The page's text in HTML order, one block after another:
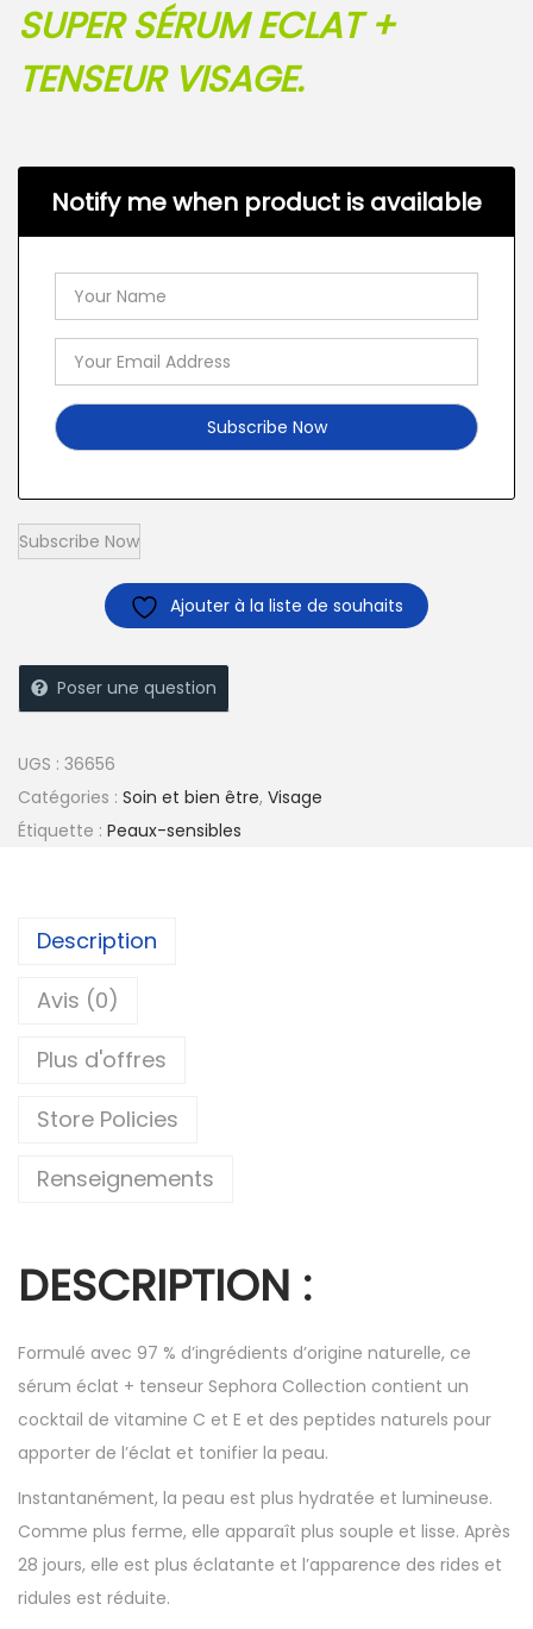
SUPER SÉRUM ECLAT +
TENSEUR VISAGE.
Notify me when product is available
Ajouter à la liste de souhaits
Poser une question
UGS : 36656
Catégories : Soin et bien être, Visage
Étiquette : Peaux-sensibles
Description
Avis (0)
Plus d'offres
Store Policies
Renseignements
DESCRIPTION :
Formulé avec 97 % d’ingrédients d’origine naturelle, ce
sérum éclat + tenseur Sephora Collection contient un
cocktail de vitamine C et E et des peptides naturels pour
apporter de l’éclat et tonifier la peau.
Instantanément, la peau est plus hydratée et lumineuse.
Comme plus ferme, elle apparaît plus souple et lisse. Après
28 jours, elle est plus éclatante et l’apparence des rides et
ridules est réduite.